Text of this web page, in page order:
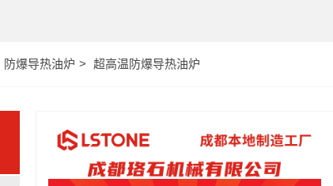
防爆导热油炉 超高温防爆导热油炉